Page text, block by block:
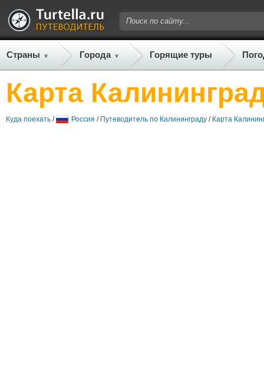
Страны Города Горящие туры
Карта
Куда поехать / Россия / Путеводитель по Калининграду / Карта